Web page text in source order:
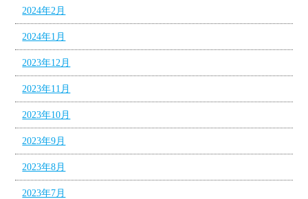
2024年2月
2024年1月
2023年12月
2023年11月
2023年10月
2023年9月
2023年8月
2023年7月